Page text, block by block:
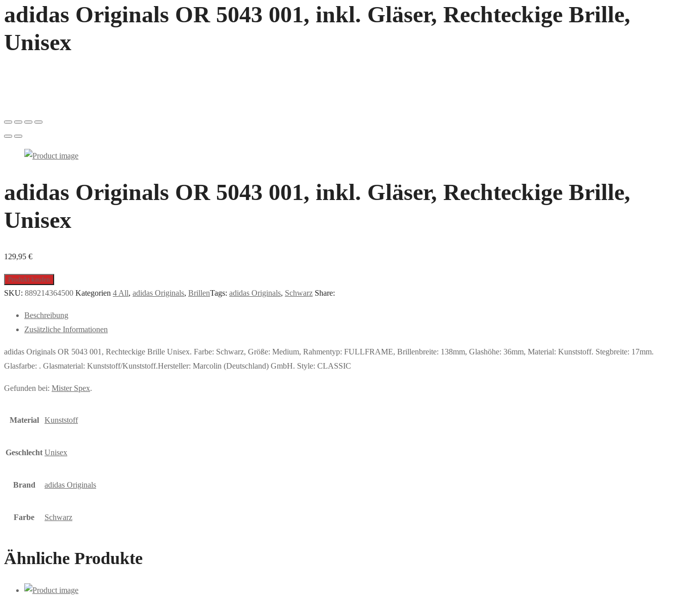
adidas Originals OR 5043 001, inkl. Gläser, Rechteckige Brille,
Unisex
adidas Originals OR 5043 001, inkl. Gläser, Rechteckige Brille,
Unisex
129,95 €
Produkt kaufen
SKU: 889214364500 Kategorien 4 All, adidas Originals, BrillenTags: adidas Originals, Schwarz Share:
Beschreibung
Zusätzliche Informationen
adidas Originals OR 5043 001, Rechteckige Brille Unisex. Farbe: Schwarz, Größe: Medium, Rahmentyp: FULLFRAME, Brillenbreite: 138mm, Glashöhe: 36mm, Material: Kunststoff. Stegbreite: 17mm.
Glasfarbe: . Glasmaterial: Kunststoff/Kunststoff.Hersteller: Marcolin (Deutschland) GmbH. Style: CLASSIC
Gefunden bei: Mister Spex.
Material Kunststoff
Geschlecht Unisex
Brand adidas Originals
Farbe Schwarz
Ähnliche Produkte